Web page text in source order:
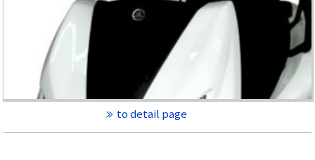
to detail page